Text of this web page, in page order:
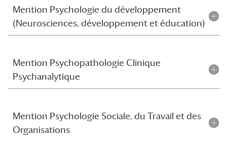
Mention Psychologie du développement
(Neurosciences, développement et éducation)
Mention Psychopathologie Clinique
Psychanalytique
Mention Psychologie Sociale, du Travail et des
Organisations